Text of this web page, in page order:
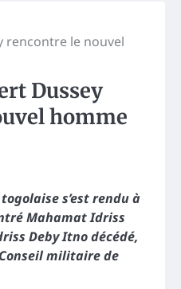
rencontre le nouvel
Dussey
homme
s’est rendu à
Mahamat Idriss
Deby Itno décédé,
militaire de